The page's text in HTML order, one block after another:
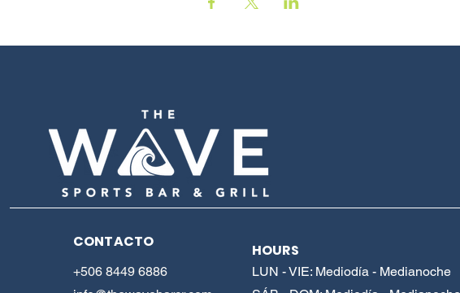
CONTACTO HOURS
+506 8449 6886
LUN - VIE: Mediodía - Medianoche